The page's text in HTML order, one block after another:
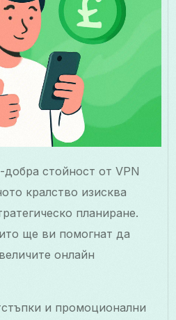
стойност от VPN
кралство изисква
планиране.
ще ви помогнат да
онлайн
и промоционални